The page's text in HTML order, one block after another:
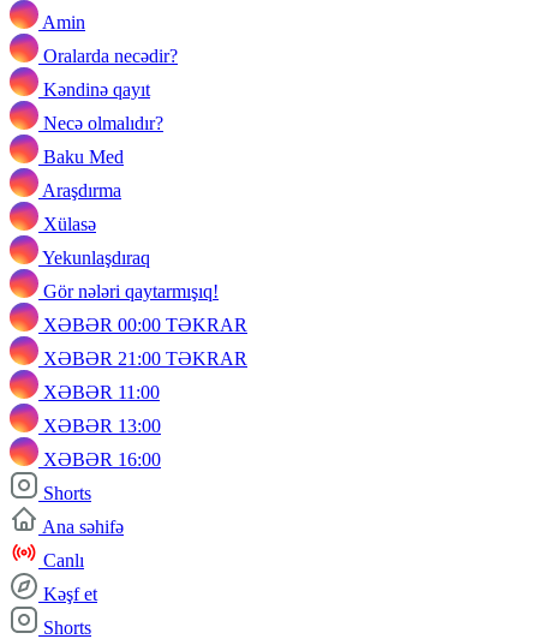
Amin
Oralarda necədir?
Kəndinə qayıt
Necə olmalıdır?
Baku Med
Araşdırma
Xülasə
Yekunlaşdıraq
Gör nələri qaytarmışıq!
XƏBƏR 00:00 TƏKRAR
XƏBƏR 21:00 TƏKRAR
XƏBƏR 11:00
XƏBƏR 13:00
XƏBƏR 16:00
Shorts
Ana səhifə
Canlı
Kəşf et
Shorts